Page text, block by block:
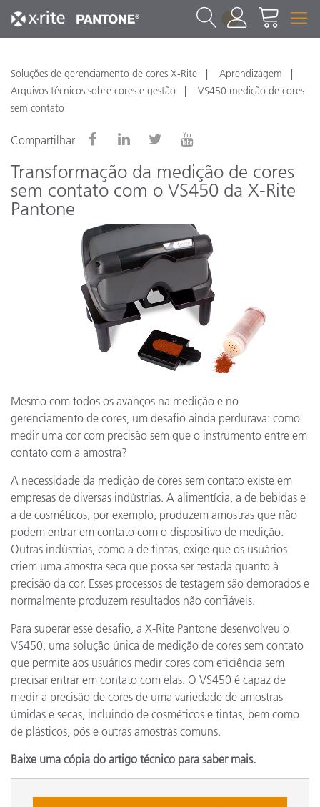
1
Soluções de gerenciamento de cores X-Rite
Aprendizagem
Arquivos técnicos sobre cores e gestão
VS450 medição de cores
sem contato
Compartilhar
Transformação da medição de cores
sem contato com o VS450 da X-Rite
Pantone
Mesmo com todos os avanços na medição e no
gerenciamento de cores, um desafio ainda perdurava: como
medir uma cor com precisão sem que o instrumento entre em
contato com a amostra?
A necessidade da medição de cores sem contato existe em
empresas de diversas indústrias. A alimentícia, a de bebidas e
a de cosméticos, por exemplo, produzem amostras que não
podem entrar em contato com o dispositivo de medição.
Outras indústrias, como a de tintas, exige que os usuários
criem uma amostra seca que possa ser testada quanto à
precisão da cor. Esses processos de testagem são demorados e
normalmente produzem resultados não confiáveis.
Para superar esse desafio, a X-Rite Pantone desenvolveu o
VS450, uma solução única de medição de cores sem contato
que permite aos usuários medir cores com eficiência sem
precisar entrar em contato com elas. O VS450 é capaz de
medir a precisão de cores de uma variedade de amostras
úmidas e secas, incluindo de cosméticos e tintas, bem como
de plásticos, pós e outras amostras comuns.
Baixe uma cópia do artigo técnico para saber mais.